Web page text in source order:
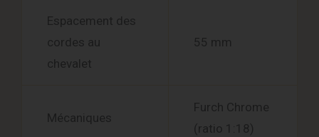
Espacement des
cordes au
chevalet
55 mm
Mécaniques
Furch Chrome
(ratio 1:18)